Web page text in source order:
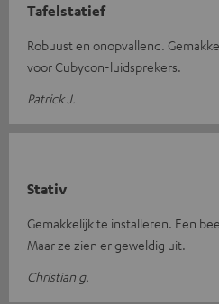
Tafelstatief
Robuust en onopvallend.
voor Cubycon-luidsprekers.
Patrick J.
Stativ
Gemakkelijk te installeren. Een
Maar ze zien er geweldig uit.
Christian g.